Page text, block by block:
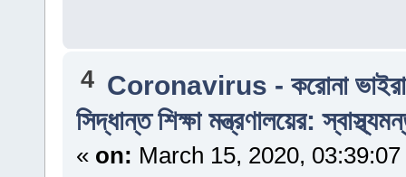
4 Coronavirus - করোনা
সিদ্ধান্ত শিক্ষা মন্ত্রণালয়ের:
« on: March 15, 2020,